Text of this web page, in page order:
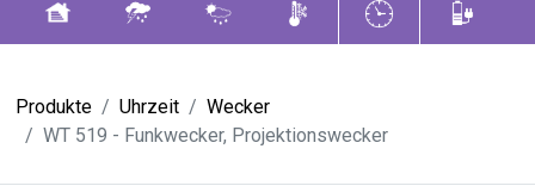
Produkte Uhrzeit
Wecker
WT 519 - Funkwecker, Projektionswecker